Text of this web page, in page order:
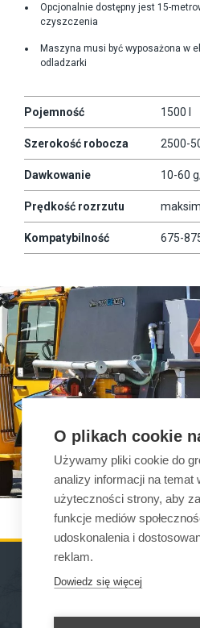
Opcjonalnie dostępny jest 15-
czyszczenia
Maszyna musi być wyposażona w
odladzarki
Pojemność 1500 l
Szerokość robocza 2500-
Dawkowanie 10-60
Prędkość rozrzutu
Kompatybilność 675-
MASZYNY
OSPRZĘT
O plikach cookie
Używamy pliki cookie do
analizy informacji na temat
użyteczności strony, aby
funkcje mediów
udoskonalenia i
reklam.
Dowiedz się więcej